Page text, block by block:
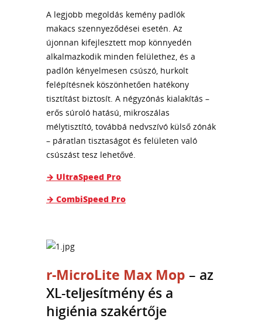
A legjobb megoldás kemény padlók
makacs szennyeződései esetén. Az
újonnan kifejlesztett mop könnyedén
alkalmazkodik minden felülethez, és a
padlón kényelmesen csúszó, hurkolt
felépítésnek köszönhetően hatékony
tisztítást biztosít. A négyzónás kialakítás –
erős súroló hatású, mikroszálas
mélytisztító, továbbá nedvszívó külső zónák
– páratlan tisztaságot és felületen való
csúszást tesz lehetővé.
→ UltraSpeed Pro
→ CombiSpeed Pro
r-MicroLite Max Mop – az
XL-teljesítmény és a
higiénia szakértője